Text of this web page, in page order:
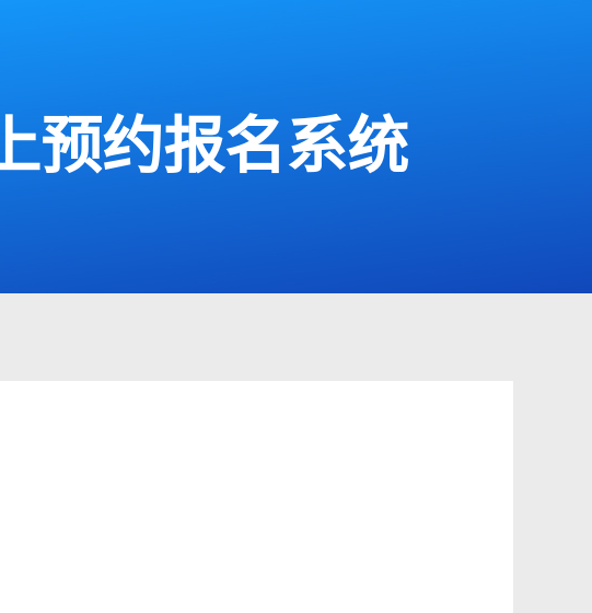
预约报名系统